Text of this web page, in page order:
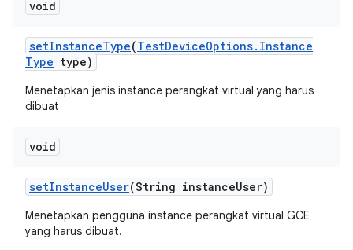
void
setInstanceType(TestDeviceOptions. Instance
Type type)
Menetapkan jenis instance perangkat virtual yang harus
dibuat
void
setInstanceUser(String instanceUser)
Menetapkan pengguna instance perangkat virtual GCE
yang harus dibuat.